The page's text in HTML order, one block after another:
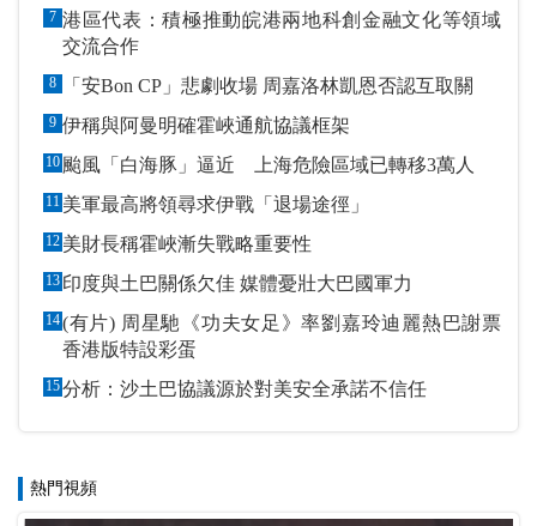
7 港區代表：積極推動皖港兩地科創金融文化等領域
交流合作
8 「安Bon CP」悲劇收場 周嘉洛林凱恩否認互取關
9 伊稱與阿曼明確霍峽通航協議框架
10 颱風「白海豚」逼近 上海危險區域已轉移3萬人
11 美軍最高將領尋求伊戰「退場途徑」
12 美財長稱霍峽漸失戰略重要性
13 印度與土巴關係欠佳 媒體憂壯大巴國軍力
14(有片) 周星馳《功夫女足》率劉嘉玲迪麗熱巴謝票
香港版特設彩蛋
15分析：沙土巴協議源於對美安全承諾不信任
熱門視頻